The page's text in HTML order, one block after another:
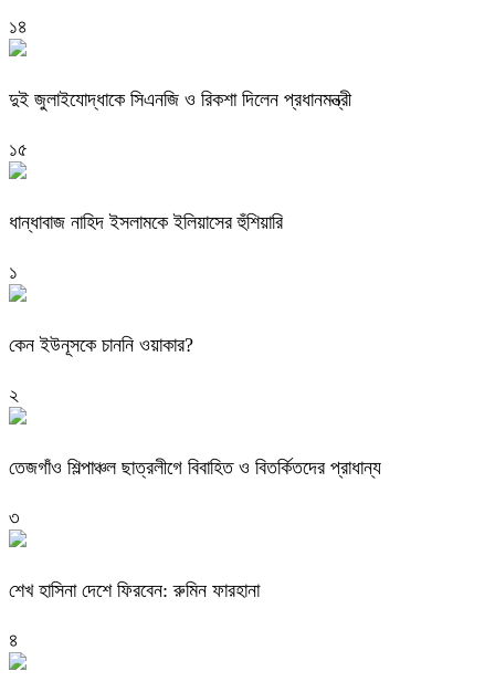
১৪
দুই জুলাইযোদ্ধাকে সিএনজি ও রিকশা দিলেন প্রধানমন্ত্রী
১৫
ধান্ধাবাজ নাহিদ ইসলামকে ইলিয়াসের হুঁশিয়ারি
১
কেন ইউনূসকে চাননি ওয়াকার?
২
তেজগাঁও শিল্পাঞ্চল ছাত্রলীগে বিবাহিত ও বিতর্কিতদের প্রাধান্য
৩
শেখ হাসিনা দেশে ফিরবেন: রুমিন ফারহানা
৪